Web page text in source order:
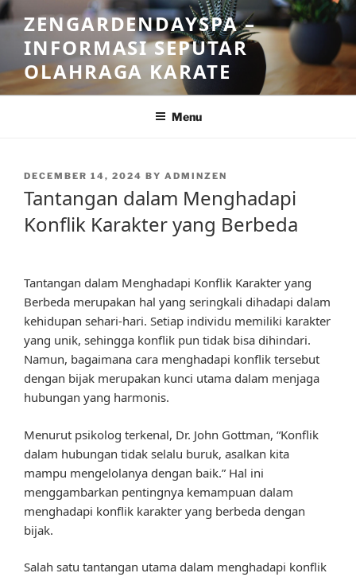
Skip
to
content
ZENGARDENDAYSPA –
INFORMASI SEPUTAR
OLAHRAGA KARATE
Menu
POSTED
DECEMBER 14, 2024 BY ADMINZEN
Tantangan dalam Menghadapi
Konflik Karakter yang Berbeda
Tantangan dalam Menghadapi Konflik Karakter yang
Berbeda merupakan hal yang seringkali dihadapi dalam
kehidupan sehari-hari. Setiap individu memiliki karakter
yang unik, sehingga konflik pun tidak bisa dihindari.
Namun, bagaimana cara menghadapi konflik tersebut
dengan bijak merupakan kunci utama dalam menjaga
hubungan yang harmonis.
Menurut psikolog terkenal, Dr. John Gottman, “Konflik
dalam hubungan tidak selalu buruk, asalkan kita
mampu mengelolanya dengan baik.” Hal ini
menggambarkan pentingnya kemampuan dalam
menghadapi konflik karakter yang berbeda dengan
bijak.
Salah satu tantangan utama dalam menghadapi konflik